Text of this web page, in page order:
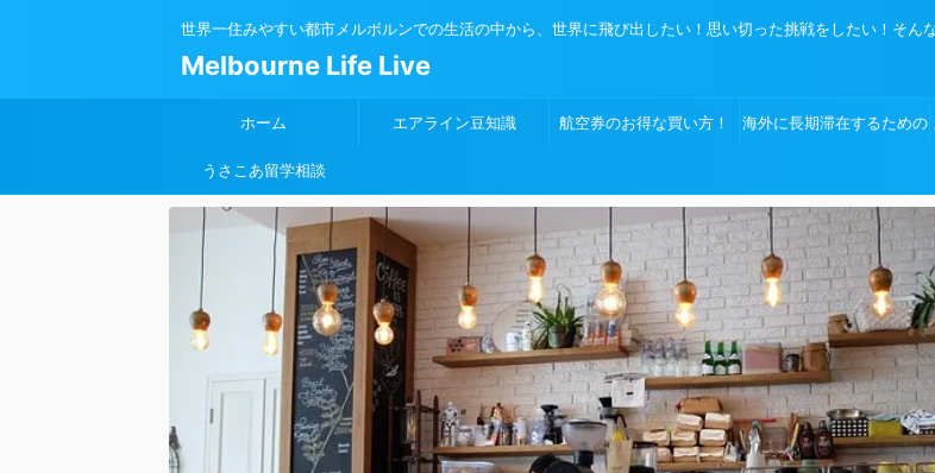
世界一住みやすい都市メルボルンでの生活の中から、世界に飛び出したい！思い切った挑戦をしたい！そん
Melbourne Life Live
ホーム エアライン豆知識 航空券のお得な買い方！ 海外に長期滞在するための
うさこあ留学相談